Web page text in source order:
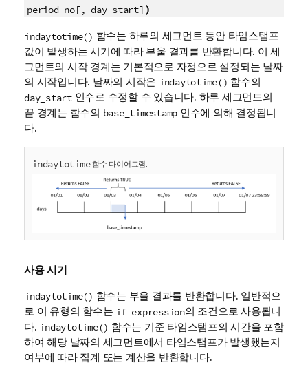
period_no[, day_start] )
indaytotime() 함수는 하루의 세그먼트 동안 타임스탬프
값이 발생하는 시기에 따라 부울 결과를 반환합니다. 이 세
그먼트의 시작 경계는 기본적으로 자정으로 설정되는 날짜
의 시작입니다. 날짜의 시작은 indaytotime() 함수의
day_start인수로 수정할 수 있습니다. 하루 세그먼트의
끝 경계는 함수의 base_timestamp 인수에 의해 결정됩니
다.
indaytotime함수 다이어그램.
사용 시기
indaytotime() 함수는 부울 결과를 반환합니다. 일반적으
로 이 유형의 함수는 if expression의 조건으로 사용됩니
다. indaytotime() 함수는 기준 타임스탬프의 시간을 포함
하여 해당 날짜의 세그먼트에서 타임스탬프가 발생했는지
여부에 따라 집계 또는 계산을 반환합니다.